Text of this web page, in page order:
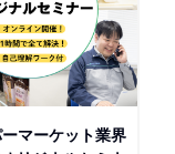
マーケット業界